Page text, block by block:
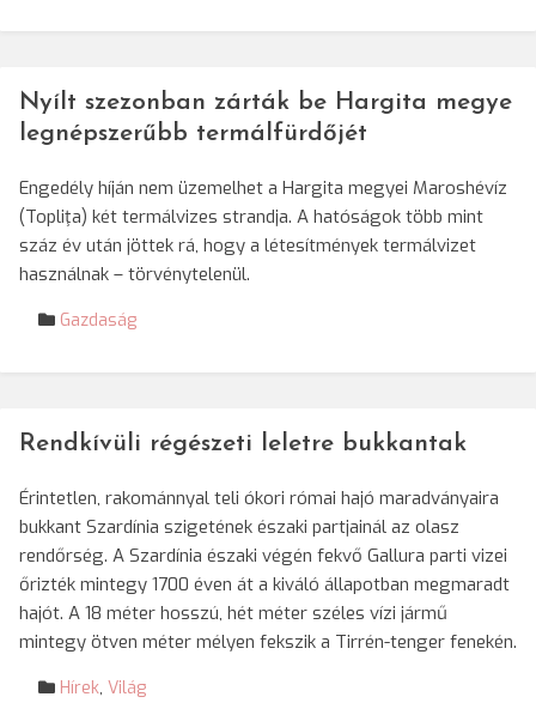
Nyílt szezonban zárták be Hargita megye
legnépszerűbb termálfürdőjét
Engedély híján nem üzemelhet a Hargita megyei Maroshévíz
(Topliţa) két termálvizes strandja. A hatóságok több mint
száz év után jöttek rá, hogy a létesítmények termálvizet
használnak – törvénytelenül.
Gazdaság
Rendkívüli régészeti leletre bukkantak
Érintetlen, rakománnyal teli ókori római hajó maradványaira
bukkant Szardínia szigetének északi partjainál az olasz
rendőrség. A Szardínia északi végén fekvő Gallura parti vizei
őrizték mintegy 1700 éven át a kiváló állapotban megmaradt
hajót. A 18 méter hosszú, hét méter széles vízi jármű
mintegy ötven méter mélyen fekszik a Tirrén-tenger fenekén.
Hírek, Világ